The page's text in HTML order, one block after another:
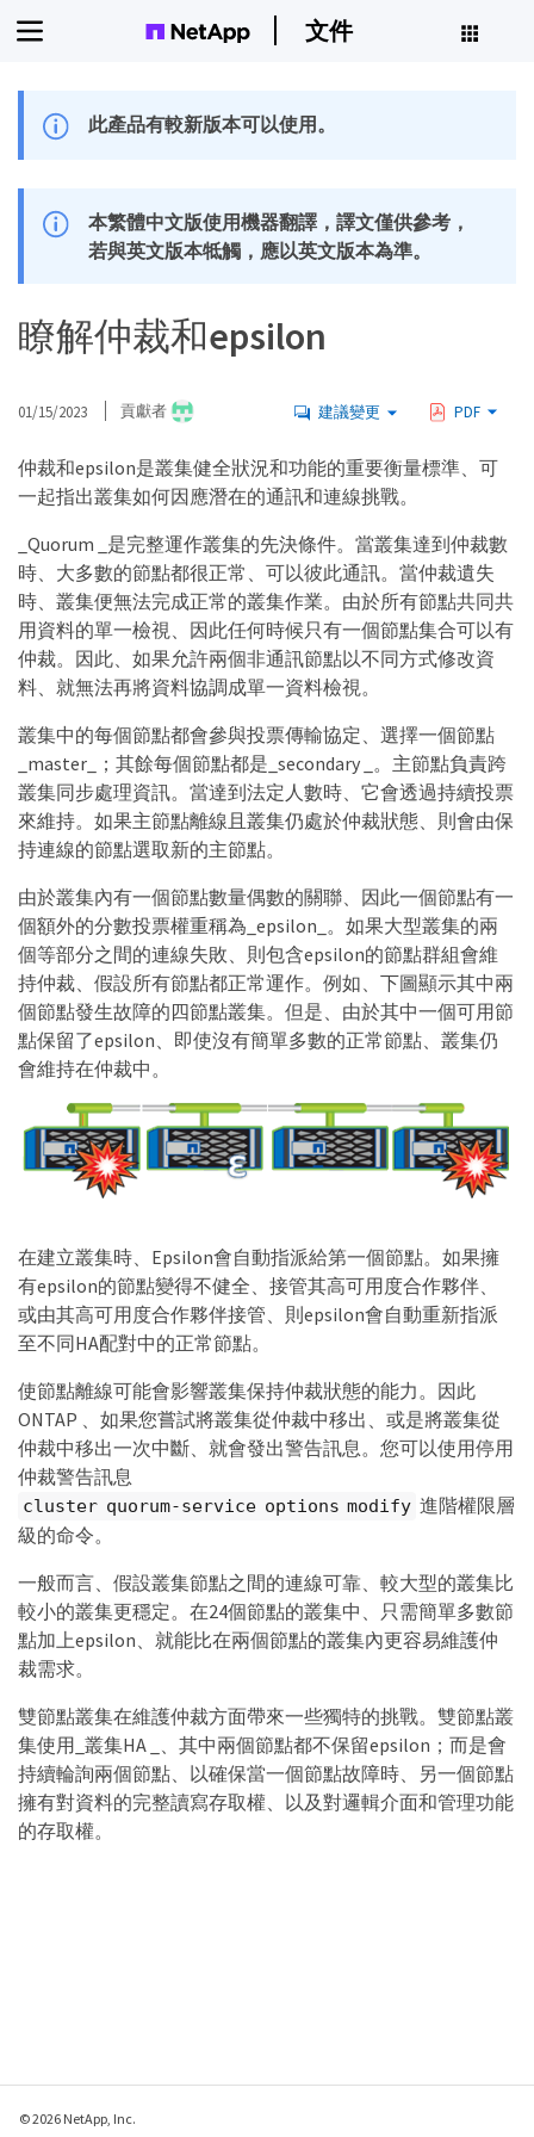
文件
此產品有較新版本可以使用。
本繁體中文版使用機器翻譯，譯文僅供參考，
若與英文版本牴觸，應以英文版本為準。
瞭解仲裁和epsilon
01/15/2023 貢獻者 建議變更 PDF
仲裁和epsilon是叢集健全狀況和功能的重要衡量標準、可
一起指出叢集如何因應潛在的通訊和連線挑戰。
_Quorum _是完整運作叢集的先決條件。當叢集達到仲裁數
時、大多數的節點都很正常、可以彼此通訊。當仲裁遺失
時、叢集便無法完成正常的叢集作業。由於所有節點共同共
用資料的單一檢視、因此任何時候只有一個節點集合可以有
仲裁。因此、如果允許兩個非通訊節點以不同方式修改資
料、就無法再將資料協調成單一資料檢視。
叢集中的每個節點都會參與投票傳輸協定、選擇一個節點
_master_；其餘每個節點都是_secondary _。主節點負責跨
叢集同步處理資訊。當達到法定人數時、它會透過持續投票
來維持。如果主節點離線且叢集仍處於仲裁狀態、則會由保
持連線的節點選取新的主節點。
由於叢集內有一個節點數量偶數的關聯、因此一個節點有一
個額外的分數投票權重稱為_epsilon_。如果大型叢集的兩
個等部分之間的連線失敗、則包含epsilon的節點群組會維
持仲裁、假設所有節點都正常運作。例如、下圖顯示其中兩
個節點發生故障的四節點叢集。但是、由於其中一個可用節
點保留了epsilon、即使沒有簡單多數的正常節點、叢集仍
會維持在仲裁中。
在建立叢集時、Epsilon會自動指派給第一個節點。如果擁
有epsilon的節點變得不健全、接管其高可用度合作夥伴、
或由其高可用度合作夥伴接管、則epsilon會自動重新指派
至不同HA配對中的正常節點。
使節點離線可能會影響叢集保持仲裁狀態的能力。因此
ONTAP 、如果您嘗試將叢集從仲裁中移出、或是將叢集從
仲裁中移出一次中斷、就會發出警告訊息。您可以使用停用
仲裁警告訊息
cluster quorum-service options modify 進階權限層
級的命令。
一般而言、假設叢集節點之間的連線可靠、較大型的叢集比
較小的叢集更穩定。在24個節點的叢集中、只需簡單多數節
點加上epsilon、就能比在兩個節點的叢集內更容易維護仲
裁需求。
雙節點叢集在維護仲裁方面帶來一些獨特的挑戰。雙節點叢
集使用_叢集HA _、其中兩個節點都不保留epsilon；而是會
持續輪詢兩個節點、以確保當一個節點故障時、另一個節點
擁有對資料的完整讀寫存取權、以及對邏輯介面和管理功能
的存取權。
© 2026 NetApp, Inc.